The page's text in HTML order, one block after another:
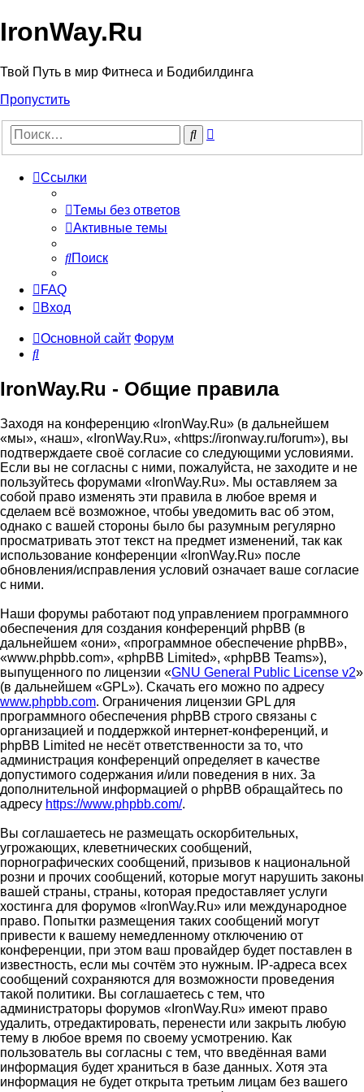
IronWay.Ru
Твой Путь в мир Фитнеса и Бодибилдинга
Пропустить
Поиск
Ссылки
Темы без ответов
Активные темы
Поиск
FAQ
Вход
Основной сайт Форум
Поиск
IronWay.Ru - Общие правила
Заходя на конференцию «IronWay.Ru» (в дальнейшем
«мы», «наш», «IronWay.Ru», «https://ironway.ru/forum»), вы
подтверждаете своё согласие со следующими условиями.
Если вы не согласны с ними, пожалуйста, не заходите и не
пользуйтесь форумами «IronWay.Ru». Мы оставляем за
собой право изменять эти правила в любое время и
сделаем всё возможное, чтобы уведомить вас об этом,
однако с вашей стороны было бы разумным регулярно
просматривать этот текст на предмет изменений, так как
использование конференции «IronWay.Ru» после
обновления/исправления условий означает ваше согласие
с ними.
Наши форумы работают под управлением программного
обеспечения для создания конференций phpBB (в
дальнейшем «они», «программное обеспечение phpBB»,
«www.phpbb.com», «phpBB Limited», «phpBB Teams»),
выпущенного по лицензии «GNU General Public License v2»
(в дальнейшем «GPL»). Скачать его можно по адресу
www.phpbb.com. Ограничения лицензии GPL для
программного обеспечения phpBB строго связаны с
организацией и поддержкой интернет-конференций, и
phpBB Limited не несёт ответственности за то, что
администрация конференций определяет в качестве
допустимого содержания и/или поведения в них. За
дополнительной информацией о phpBB обращайтесь по
адресу https://www.phpbb.com/.
Вы соглашаетесь не размещать оскорбительных,
угрожающих, клеветнических сообщений,
порнографических сообщений, призывов к национальной
розни и прочих сообщений, которые могут нарушить законы
вашей страны, страны, которая предоставляет услуги
хостинга для форумов «IronWay.Ru» или международное
право. Попытки размещения таких сообщений могут
привести к вашему немедленному отключению от
конференции, при этом ваш провайдер будет поставлен в
известность, если мы сочтём это нужным. IP-адреса всех
сообщений сохраняются для возможности проведения
такой политики. Вы соглашаетесь с тем, что
администраторы форумов «IronWay.Ru» имеют право
удалить, отредактировать, перенести или закрыть любую
тему в любое время по своему усмотрению. Как
пользователь вы согласны с тем, что введённая вами
информация будет храниться в базе данных. Хотя эта
информация не будет открыта третьим лицам без вашего